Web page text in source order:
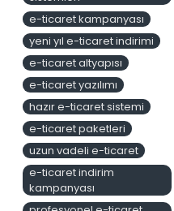
e-ticaret kampanyası
yeni yıl e-ticaret indirimi
e-ticaret altyapısı
e-ticaret yazılımı
hazır e-ticaret sistemi
e-ticaret paketleri
uzun vadeli e-ticaret
e-ticaret indirim
kampanyası